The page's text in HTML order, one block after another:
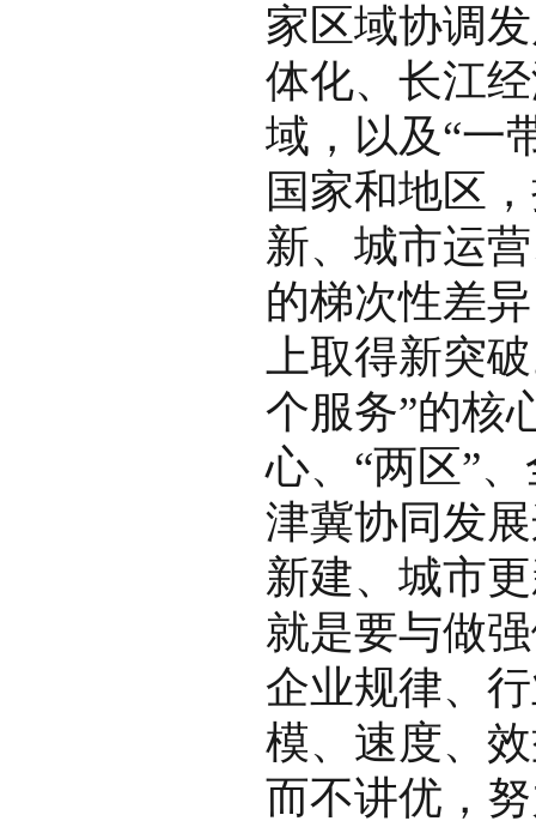
家区域协调
体化、长江
域，以及“一
国家和地区
新、城市运
的梯次性差
上取得新突
个服务”的核
心、“两区”
津冀协同发
新建、城市
就是要与做
企业规律、
模、速度、
而不讲优，